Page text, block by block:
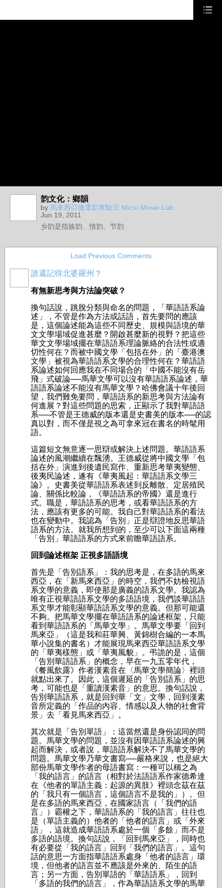
韵文化：鄉韻
by 馬來西亞微電影實驗室 Micro Movie Lab
Jun 19, 2011
乡韵是指族韵、情韵、节韵
Load Previous Comments
誰還記得北婆羅州？
有無新思考與方法論突破？
換句話說，跳脫分類與命名的問題，「華語語系論
述」，不管是作為方法或話語，首先要問的應該
是，這個論述能為這些不同歷史、規模與語境的華
文文學場域促進甚麼？開啟甚麼新的視野？把這些
華文文學場域擺在華語語系理論脈絡的合法性或適
切性何在？而被中國文學「包括在外」的「臺港澳
文學」被視為華語語系文學的合理性何在？華語語
系論述如何回應我在不同場合的「中國不能沒有岳
飛」式破論──馬華文學可以沒有華語語系論述，華
語語系論述不能沒有馬華文學？哈佛會議十年後回
望，我們難免要問，華語語系的新思考與方法論有
何進展？對這些問題的思索，正顯示了我對華語語
系──不管是王德威的版本還是史書美的版本──的認
真以對，而不僅是視之為可拿來冠在書名的時髦用
語。
這篇短文無意逐一思辯或解決上述問題。華語語系
論述的風潮繼續在飄湧。王德威從將中國文學「包
括在外」演進到後遺民寫作、重新思考華夷變態、
後夷民論述，遂有《華夷風起：華語語系文學三
論》。史書美從華語語系表述到反離散、定居殖民
論、關係比較論，《華語語系的帝國》還是進行
式。職是，華語語系的思考，或看華語語系的方
法，應該有更多的可能。我自己對華語語系的看法
也在變動中。我認為「告別」正是辯證地反思華語
語系的方法。就我所想到的，至少可以下面這兩種
「告別」華語語系的方式來前瞻華語語系。
回到論述框架 正視多語語境
首先是「告別語系」：我的思考是，在多語的馬來
西亞，在「新馬來西亞」的時空，我們不妨檢視語
系文學的意義，即使那是廣義的語系文學。我認為
唯有正視華語語系文學的多語語境，我們談華語語
系文學才能彰顯華語語系文學的意義。但那可能還
不夠。把馬華文學擺在華語語系的論述框架，只能
看到華語語系的「馬華文學」。馬華文學要「回到
馬來亞」（這是我和莊華興、黃錦樹合編的一本馬
華小說集的書名）才能展現馬來西亞華語語系文學
的「華夷樣態」或「華夷風貌」。弔詭的是，這個
「告別華語語系」的概念，早在一九五零年代，
《餐風飲露》作者漢素音在〈馬華文學簡論〉裡頭
就點出來了。因此，這個遲延的「告別語系」的思
考，可能也是「重讀漢素音」的意思。換句話說，
告別華語語系，就是回到華「文」文學，回到漢素
音所定義的「作品的內容、情感以及人物的社會背
景」去「看見馬來西亞」。
其次就是「告別單語」：這當然還是身份認同的問
題。馬華文學的問題，並沒有因華語語系論述的興
起而解決，或者說，華語語系解決不了馬華文學的
問題。馬華文學乃華文書寫──嚴格來說，也是絕大
部份馬華文學作者的母語書寫：一種可以稱之為
「我的語言」的語言（相對於法語語系作家德希達
在《他者的單語主義：起源的異肢》裡頭念茲在茲
的「我只有一個語言，這個語言不是我的」）。但
是在多語的馬來西亞，在國家語言（「我們的語
言」）霸權之下，華語語系的「我的語言」往往也
是（單語主義的）他者的「他者的語言」或「外來
語」，這就造成華語語系處於一個「多餘」而不是
多語的語境。換句話說，「回到馬來亞」，同時也
有必要從「我的語言」回到「我們的語言」。這句
話的意思一方面指華語語系處身「他者的語言」環
境，但他者的語言並不應該是外來的、陌生的語
言；另一方面，告別單語的「華語語系」，回到
「多語的我們的語言」，作為華語語系文學的馬華